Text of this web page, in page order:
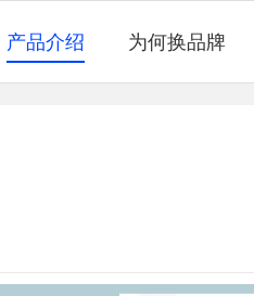
产品介绍 为何换品牌